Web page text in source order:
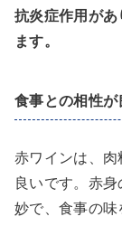
抗炎症作用が
ます。
食事との相性が
赤ワインは、
良いです。赤
妙で、食事の味